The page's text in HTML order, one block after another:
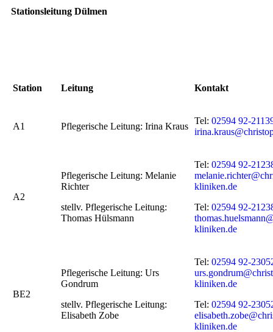
Stationsleitung Dülmen
Station Leitung Kontakt
A1 Pflegerische Leitung: Irina Kraus
Tel: 02594 92-
A2
Pflegerische Leitung: Melanie
Richter
stellv. Pflegerische Leitung:
Thomas Hülsmann
Tel: 02594 92-
kliniken.de
Tel: 02594 92-
kliniken.de
BE2
Pflegerische Leitung: Urs
Gondrum
stellv. Pflegerische Leitung:
Elisabeth Zobe
Tel: 02594 92-
kliniken.de
Tel: 02594 92-
kliniken.de